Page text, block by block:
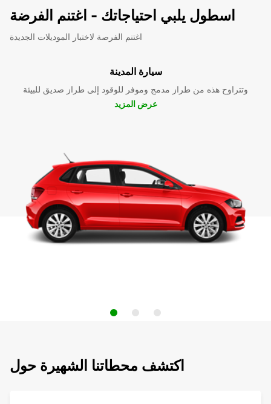
اسطول يلبي احتياجاتك - اغتنم الفرضة
اغتنم الفرصة لاختبار الموديلات الجديدة
سيارة المدينة
وتتراوح هذه من طراز مدمج وموفر للوقود إلى طراز صديق للبيئة
عرض المزيد
اكتشف محطاتنا الشهيرة حول